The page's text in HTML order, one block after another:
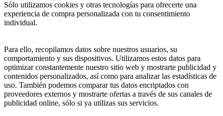
Sólo utilizamos cookies y otras tecnologías para ofrecerte una
experiencia de compra personalizada con tu consentimiento
individual.
Para ello, recopilamos datos sobre nuestros usuarios, su
comportamiento y sus dispositivos. Utilizamos estos datos para
optimizar constantemente nuestro sitio web y mostrarte publicidad y
contenidos personalizados, así como para analizar las estadísticas de
uso. También podemos comparar tus datos encriptados con
proveedores externos y mostrarte ofertas a través de sus canales de
publicidad online, sólo si ya utilizas sus servicios.